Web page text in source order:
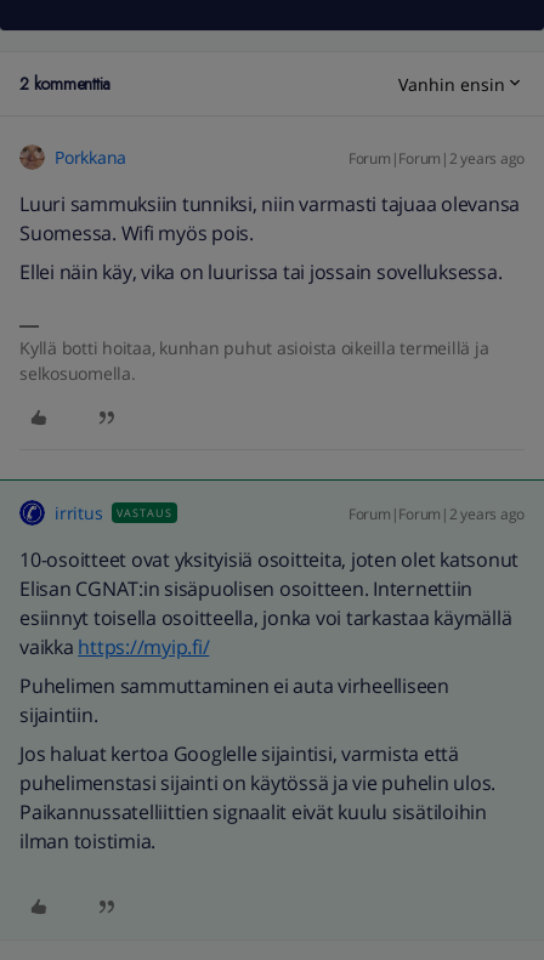
2 kommenttia Vanhin ensin
Porkkana Forum|Forum|2 years ago
Luuri sammuksiin tunniksi, niin varmasti tajuaa olevansa
Suomessa. Wifi myös pois.
Ellei näin käy, vika on luurissa tai jossain sovelluksessa.
Kyllä botti hoitaa, kunhan puhut asioista oikeilla termeillä ja
selkosuomella.
irritus VASTAUS Forum|Forum|2 years ago
10-osoitteet ovat yksityisiä osoitteita, joten olet katsonut
Elisan CGNAT:in sisäpuolisen osoitteen. Internettiin
esiinnyt toisella osoitteella, jonka voi tarkastaa käymällä
vaikka https://myip.fi/
Puhelimen sammuttaminen ei auta virheelliseen
sijaintiin.
Jos haluat kertoa Googlelle sijaintisi, varmista että
puhelimenstasi sijainti on käytössä ja vie puhelin ulos.
Paikannussatelliittien signaalit eivät kuulu sisätiloihin
ilman toistimia.